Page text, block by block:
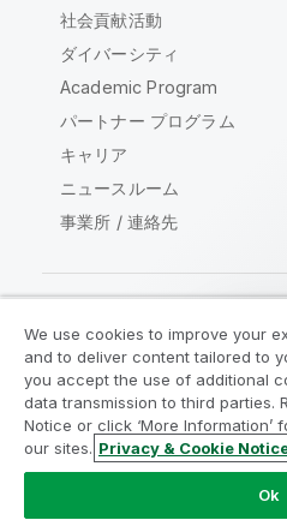
社会貢献活動
ダイバーシティ
Academic Program
パートナー プログラム
キャリア
ニュースルーム
事業所 / 連絡先
Qlik コミュニ
法的契約 製品規約
リーガルポリシー
利用規約
Do Not Share My Info
Copyright © 1993-2026 QlikTech
We use cookies to improve your
and to deliver content tailored to
you accept the use of additional
data transmission to third parties.
Notice or click ‘More
our sites. Privacy & Cookie
Ok